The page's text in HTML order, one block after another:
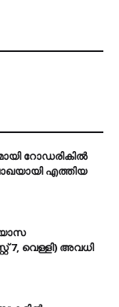
റോഡരികില്‍
എത്തിയ
7, വെള്ളി) അവധി